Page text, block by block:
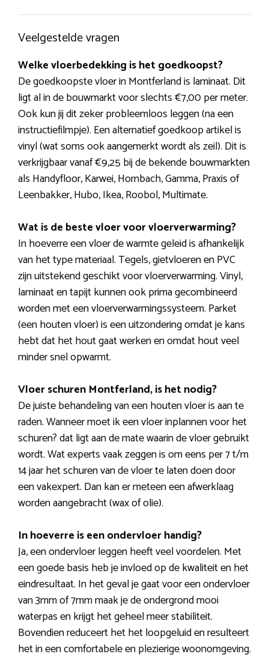
Veelgestelde vragen
Welke vloerbedekking is het goedkoopst?
De goedkoopste vloer in Montferland is laminaat. Dit
ligt al in de bouwmarkt voor slechts €7,00 per meter.
Ook kun jij dit zeker probleemloos leggen (na een
instructiefilmpje). Een alternatief goedkoop artikel is
vinyl (wat soms ook aangemerkt wordt als zeil). Dit is
verkrijgbaar vanaf €9,25 bij de bekende bouwmarkten
als Handyfloor, Karwei, Hornbach, Gamma, Praxis of
Leenbakker, Hubo, Ikea, Roobol, Multimate.
Wat is de beste vloer voor vloerverwarming?
In hoeverre een vloer de warmte geleid is afhankelijk
van het type materiaal. Tegels, gietvloeren en PVC
zijn uitstekend geschikt voor vloerverwarming. Vinyl,
laminaat en tapijt kunnen ook prima gecombineerd
worden met een vloerverwarmingssysteem. Parket
(een houten vloer) is een uitzondering omdat je kans
hebt dat het hout gaat werken en omdat hout veel
minder snel opwarmt.
Vloer schuren Montferland, is het nodig?
De juiste behandeling van een houten vloer is aan te
raden. Wanneer moet ik een vloer inplannen voor het
schuren? dat ligt aan de mate waarin de vloer gebruikt
wordt. Wat experts vaak zeggen is om eens per 7 t/m
14 jaar het schuren van de vloer te laten doen door
een vakexpert. Dan kan er meteen een afwerklaag
worden aangebracht (wax of olie).
In hoeverre is een ondervloer handig?
Ja, een ondervloer leggen heeft veel voordelen. Met
een goede basis heb je invloed op de kwaliteit en het
eindresultaat. In het geval je gaat voor een ondervloer
van 3mm of 7mm maak je de ondergrond mooi
waterpas en krijgt het geheel meer stabiliteit.
Bovendien reduceert het het loopgeluid en resulteert
het in een comfortabele en plezierige woonomgeving.